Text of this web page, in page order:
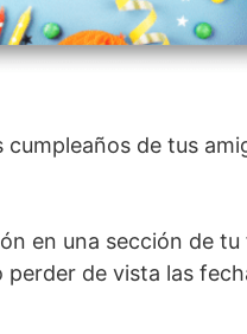
de tus
en una sección de
de vista las